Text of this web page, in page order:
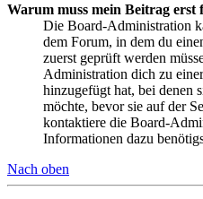
Warum muss mein Beitrag erst
Die Board-Administration
dem Forum, in dem du
zuerst geprüft werden
Administration dich zu
hinzugefügt hat, bei denen
möchte, bevor sie auf der
kontaktiere die Board-
Informationen dazu
Nach oben